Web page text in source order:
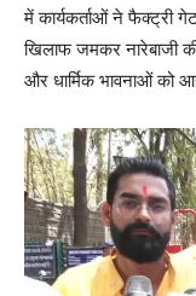
में कार्यकर्ताओं ने फैक्ट्री
खिलाफ जमकर नारेबाजी
और धार्मिक भावनाओं को
Video
Player